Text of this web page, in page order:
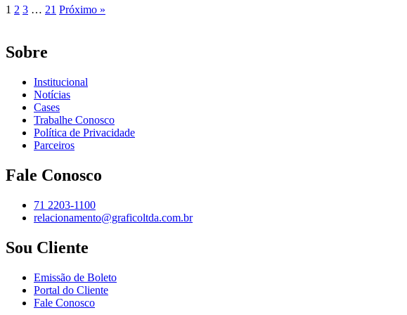
1 2 3 … 21 Próximo »
Sobre
Institucional
Notícias
Cases
Trabalhe Conosco
Política de Privacidade
Parceiros
Fale Conosco
71 2203-1100
relacionamento@graficoltda.com.br
Sou Cliente
Emissão de Boleto
Portal do Cliente
Fale Conosco